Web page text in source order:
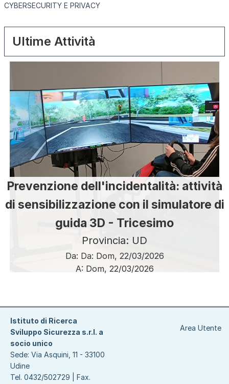
CYBERSECURITY E PRIVACY
Ultime Attività
Prevenzione dell'incidentalità: attività
di sensibilizzazione con il simulatore di
guida 3D - Tricesimo
Provincia: UD
Da: Da: Dom, 22/03/2026
A: Dom, 22/03/2026
Area Utente
Istituto di Ricerca
Sviluppo Sicurezza s.r.l. a
socio unico
Sede: Via Asquini, 11 - 33100
Udine
Tel. 0432/502729 | Fax.